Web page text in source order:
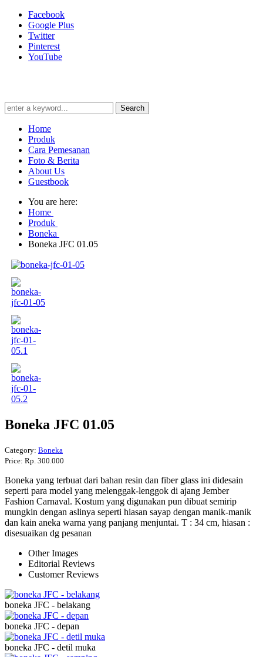
Facebook
Google Plus
Twitter
Pinterest
YouTube
Search
Home
Produk
Cara Pemesanan
Foto & Berita
About Us
Guestbook
You are here:
Home
Produk
Boneka
Boneka JFC 01.05
Boneka JFC 01.05
Category: Boneka
Price: Rp. 300.000
Boneka yang terbuat dari bahan resin dan fiber glass ini didesain
seperti para model yang melenggak-lenggok di ajang Jember
Fashion Carnaval. Kostum yang digunakan pun dibuat semirip
mungkin dengan aslinya seperti hiasan sayap dengan manik-manik
dan kain aneka warna yang panjang menjuntai. T : 34 cm, hiasan :
disesuaikan dg pesanan
Other Images
Editorial Reviews
Customer Reviews
boneka JFC - belakang
boneka JFC - depan
boneka JFC - detil muka